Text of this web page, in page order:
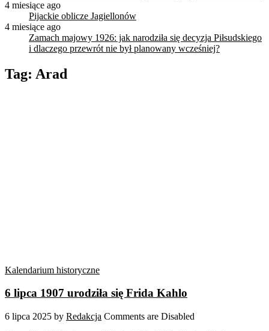
4 miesiące ago
Pijackie oblicze Jagiellonów
4 miesiące ago
Zamach majowy 1926: jak narodziła się decyzja Piłsudskiego
i dlaczego przewrót nie był planowany wcześniej?
Tag: Arad
Kalendarium historyczne
6 lipca 1907 urodziła się Frida Kahlo
6 lipca 2025 by Redakcja Comments are Disabled